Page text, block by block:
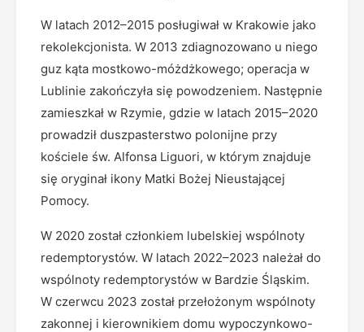
W latach 2012–2015 posługiwał w Krakowie jako
rekolekcjonista. W 2013 zdiagnozowano u niego
guz kąta mostkowo-móżdżkowego; operacja w
Lublinie zakończyła się powodzeniem. Następnie
zamieszkał w Rzymie, gdzie w latach 2015–2020
prowadził duszpasterstwo polonijne przy
kościele św. Alfonsa Liguori, w którym znajduje
się oryginał ikony Matki Bożej Nieustającej
Pomocy.
W 2020 został członkiem lubelskiej wspólnoty
redemptorystów. W latach 2022–2023 należał do
wspólnoty redemptorystów w Bardzie Śląskim.
W czerwcu 2023 został przełożonym wspólnoty
zakonnej i kierownikiem domu wypoczynkowo-